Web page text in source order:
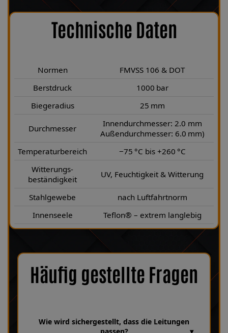
Technische Daten
Normen
FMVSS 106 & DOT
Berstdruck
1000 bar
Biegeradius
25 mm
Durchmesser
Innendurchmesser: 2.0 mm
Außendurchmesser: 6.0 mm)
Temperaturbereich
−75 °C bis +260 °C
Witterungs-
beständigkeit
UV, Feuchtigkeit & Witterung
Stahlgewebe
nach Luftfahrtnorm
Innenseele
Teflon® – extrem langlebig
Häufig gestellte Fragen
Wie wird sichergestellt, dass die Leitungen